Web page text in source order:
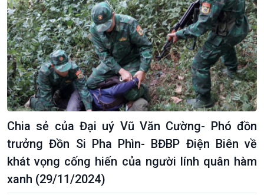
Kinh tế
Chia sẻ của Đại uý Vũ Văn Cường- Phó đồn
trưởng Đồn Si Pha Phìn- BĐBP Điện Biên về
khát vọng cống hiến của người lính quân hàm
xanh (29/11/2024)